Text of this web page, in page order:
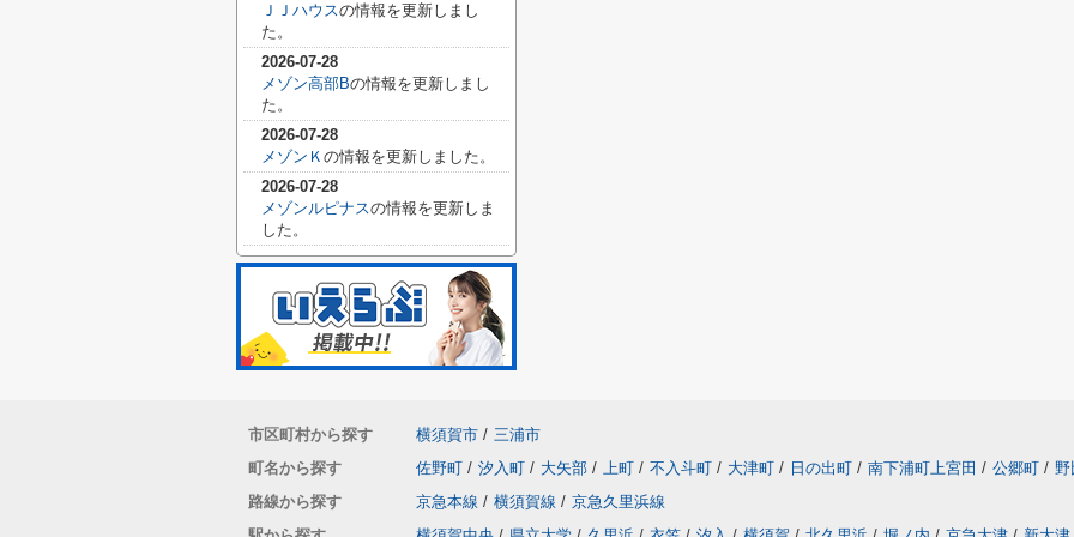
ＪＪハウスの情報を更新しまし
た。
2026-07-28
メゾン高部Bの情報を更新しまし
た。
2026-07-28
メゾンＫ の情報を更新しました。
2026-07-28
メゾンルピナスの情報を更新しま
した。
市区町村から探す 横須賀市 / 三浦市
町名から探す
佐野町 / 汐入町 / 大矢部 / 上町 / 不入斗町 / 大津町 / 日の出町 / 南下浦町上宮田 / 公郷町 / 野
路線から探す
京急本線 / 横須賀線 / 京急久里浜線